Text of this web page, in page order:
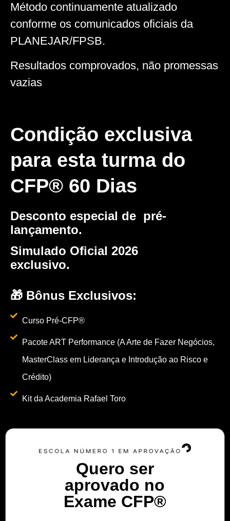
Método continuamente atualizado
conforme os comunicados oficiais da
PLANEJAR/FPSB.
Resultados comprovados, não promessas
vazias
Condição exclusiva
para esta turma do
CFP® 60 Dias
Desconto especial de pré-
lançamento.
Simulado Oficial 2026
exclusivo.
🎁 Bônus Exclusivos:
Curso Pré-CFP®
Pacote ART Performance (A Arte de Fazer Negócios,
MasterClass em Liderança e Introdução ao Risco e
Crédito)
Kit da Academia Rafael Toro
Quero ser
aprovado no
Exame CFP®